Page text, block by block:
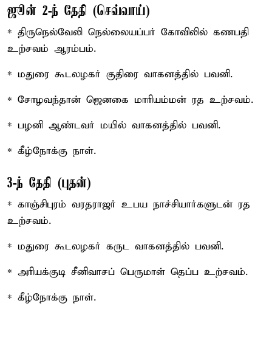
ஜூன் 2-ந் தேதி (செவ்வாய்)
* திருநெல்வேலி நெல்லையப்பர் கோவிலில் கணபதி
உற்சவம் ஆரம்பம்.
* மதுரை கூடலழகர் குதிரை வாகனத்தில் பவனி.
* சோழவந்தான் ஜெனகை மாரியம்மன் ரத உற்சவம்.
* பழனி ஆண்டவர் மயில் வாகனத்தில் பவனி.
* கீழ்நோக்கு நாள்.
3-ந் தேதி (புதன்)
* காஞ்சிபுரம் வரதராஜர் உபய நாச்சியார்களுடன் ரத
உற்சவம்.
* மதுரை கூடலழகர் கருட வாகனத்தில் பவனி.
* அரியக்குடி சீனிவாசப் பெருமாள் தெப்ப உற்சவம்.
* கீழ்நோக்கு நாள்.